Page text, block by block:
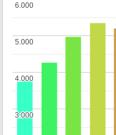
3.000
3.000
4.000
4.000
5.000
5.000
6.000
6.000